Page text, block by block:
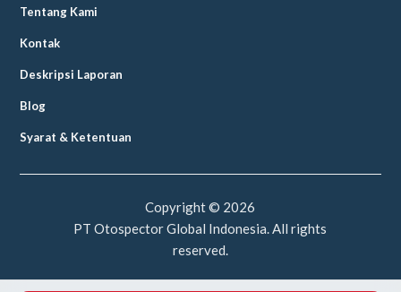
Tentang Kami
Kontak
Deskripsi Laporan
Blog
Syarat & Ketentuan
Copyright © 2026
PT Otospector Global Indonesia. All rights
reserved.